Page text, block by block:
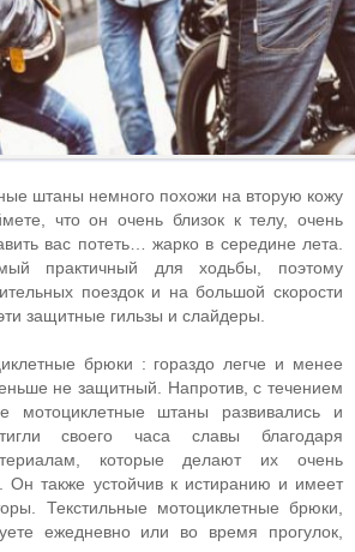
штаны немного похожи на вторую кожу
что он очень близок к телу, очень
вас потеть… жарко в середине лета.
практичный для ходьбы, поэтому
поездок и на большой скорости
защитные гильзы и слайдеры.
брюки : гораздо легче и менее
не защитный. Напротив, с течением
мотоциклетные штаны развивались и
своего часа славы благодаря
которые делают их очень
также устойчив к истиранию и имеет
Текстильные мотоциклетные брюки,
ежедневно или во время прогулок,